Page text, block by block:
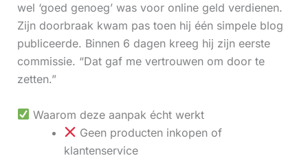
wel ‘goed genoeg’ was voor online geld verdienen.
Zijn doorbraak kwam pas toen hij één simpele blog
publiceerde. Binnen 6 dagen kreeg hij zijn eerste
commissie. “Dat gaf me vertrouwen om door te
zetten.”
Waarom deze aanpak écht werkt
Geen producten inkopen of
klantenservice